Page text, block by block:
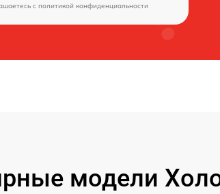
c политикой конфиденциальности
модели